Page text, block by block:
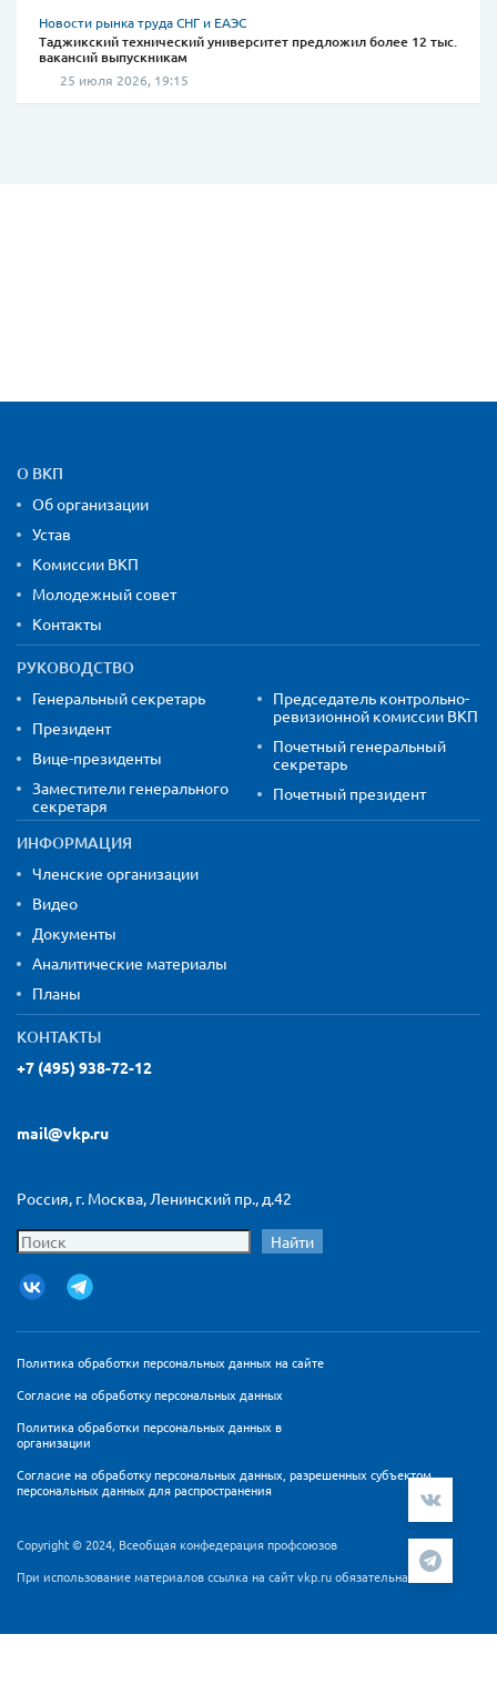
Новости рынка труда СНГ и ЕАЭС
Таджикский технический университет предложил более 12 тыс.
вакансий выпускникам
25 июля 2026, 19:15
Карта сайта и контактная
О ВКП
Об организации
Устав
Комиссии ВКП
Молодежный совет
Контакты
РУКОВОДСТВО
Генеральный секретарь
Президент
Вице-президенты
Заместители генерального
секретаря
Председатель контрольно-
ревизионной комиссии ВКП
Почетный генеральный
секретарь
Почетный президент
ИНФОРМАЦИЯ
Членские организации
Видео
Документы
Аналитические материалы
Планы
КОНТАКТЫ
+7 (495) 938-72-12
mail@vkp.ru
Россия, г. Москва, Ленинский пр., д.42
Найти
Политика обработки персональных данных на сайте
Согласие на обработку персональных данных
Политика обработки персональных данных в
организации
Согласие на обработку персональных данных, разрешенных субъектом
персональных данных для распространения
Copyright © 2024, Всеобщая конфедерация профсоюзов
При использование материалов ссылка на сайт vkp.ru обязательна